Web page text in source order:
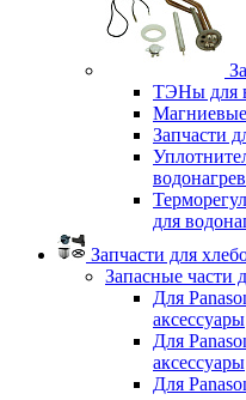
ТЭНы для
Запчасти
для
Запчасти для
Запасные части
Для
аксессуары
Для
аксессуары
Для